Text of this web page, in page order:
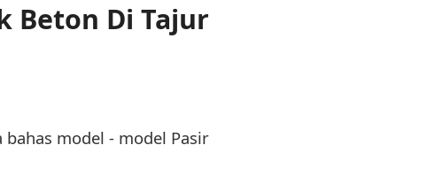
Beton Di Tajur
model - model Pasir